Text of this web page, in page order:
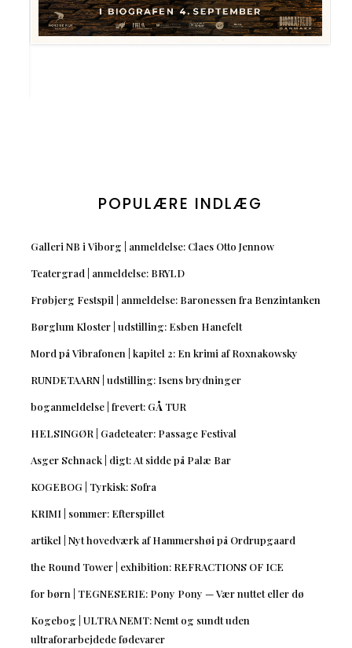
POPULÆRE INDLÆG
Galleri NB i Viborg | anmeldelse: Claes Otto Jennow
Teatergrad | anmeldelse: BRYLD
Frøbjerg Festspil | anmeldelse: Baronessen fra Benzintanken
Børglum Kloster | udstilling: Esben Hanefelt
Mord på Vibrafonen | kapitel 2: En krimi af Roxnakowsky
RUNDETAARN | udstilling: Isens brydninger
boganmeldelse | frevert: GÅ TUR
HELSINGØR | Gadeteater: Passage Festival
Asger Schnack | digt: At sidde på Palæ Bar
KOGEBOG | Tyrkisk: Sofra
KRIMI | sommer: Efterspillet
artikel | Nyt hovedværk af Hammershøi på Ordrupgaard
the Round Tower | exhibition: REFRACTIONS OF ICE
for børn | TEGNESERIE: Pony Pony — Vær nuttet eller dø
Kogebog | ULTRA NEMT: Nemt og sundt uden
ultraforarbejdede fødevarer